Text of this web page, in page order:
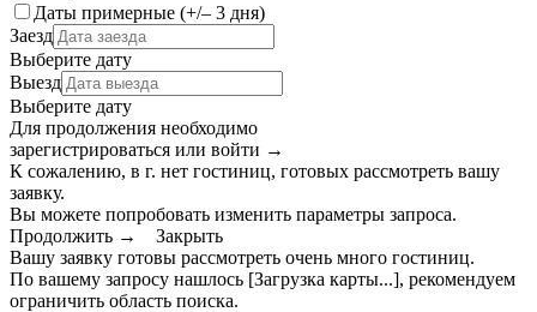
Даты примерные (+/– 3 дня)
Заезд
Выберите дату
Выезд
Выберите дату
Для продолжения необходимо
зарегистрироваться или войти →
К сожалению, в г. нет гостиниц, готовых рассмотреть вашу
заявку.
Вы можете попробовать изменить параметры запроса.
Продолжить →
Закрыть
Вашу заявку готовы рассмотреть очень много гостиниц.
По вашему запросу нашлось [Загрузка карты...], рекомендуем
ограничить область поиска.